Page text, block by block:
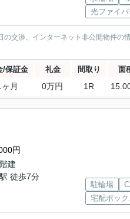
光ファイバ
交渉、インターネット非公開物件の
/保証金 礼金 間取り 面
ヶ月 0万円 1R
円
建
駅 徒歩7分
駐輪場
宅配ボック